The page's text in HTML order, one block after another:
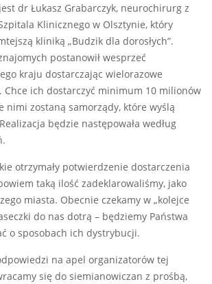
dr Łukasz Grabarczyk, neurochirurg z
Klinicznego w Olsztynie, który
kliniką „Budzik dla dorosłych”.
postanowił wesprzeć
kraju dostarczając wielorazowe
Chce ich dostarczyć minimum 10 milionów
nimi zostaną samorządy, które wyślą
będzie następowała według
otrzymały potwierdzenie dostarczenia
taką ilość zadeklarowaliśmy, jako
miasta. Obecnie czekamy w „kolejce
do nas dotrą – będziemy Państwa
o sposobach ich dystrybucji.
na apel organizatorów tej
się do siemianowiczan z prośbą,